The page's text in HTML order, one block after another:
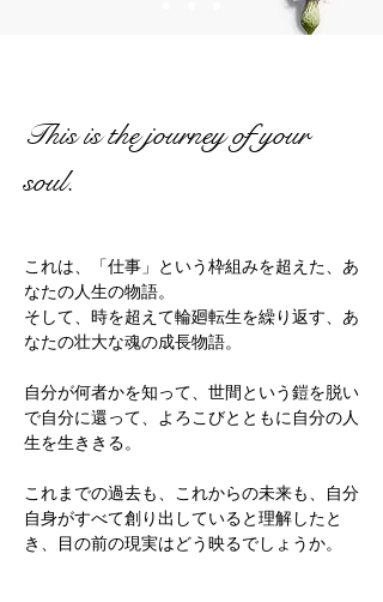
This is the journey of your
soul.
これは、「仕事」という枠組みを超えた、あ
なたの人生の物語。
そして、時を超えて輪廻転生を繰り返す、あ
なたの壮大な魂の成長物語。
自分が何者かを知って、世間という鎧を脱い
で自分に還って、よろこびとともに自分の人
生を生ききる。
これまでの過去も、これからの未来も、自分
自身がすべて創り出していると理解したと
き、目の前の現実はどう映るでしょうか。